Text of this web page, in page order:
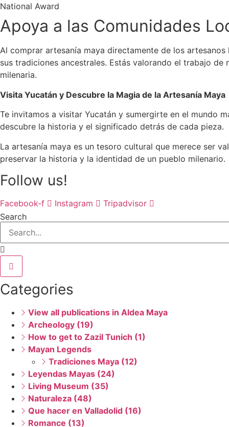
National Award
Apoya a las Comunidades
Al comprar artesanía maya directamente de los
sus tradiciones ancestrales. Estás valorando el trabajo
milenaria.
Visita Yucatán y Descubre la Magia de la Artesanía Maya
Te invitamos a visitar Yucatán y sumergirte en el mundo
descubre la historia y el significado detrás de cada pieza.
La artesanía maya es un tesoro cultural que merece ser
preservar la historia y la identidad de un pueblo milenario.
Follow us!
Facebook-f Instagram
Tripadvisor
Search
Categories
View all publications in Aldea Maya
Archeology (19)
How to get to Zazil Tunich (1)
Mayan Legends
Tradiciones Maya (12)
Leyendas Mayas (24)
Living Museum (35)
Naturaleza (48)
Que hacer en Valladolid (16)
Romance (13)